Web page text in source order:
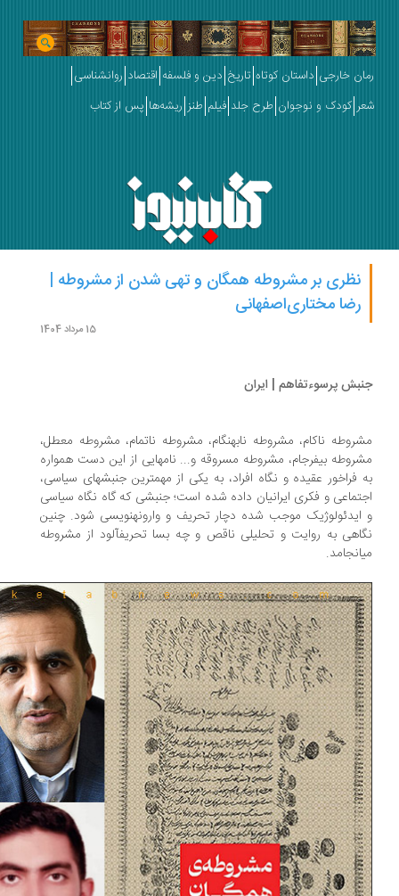
خارجی داستان کوتاه تاریخ دین و فلسفه اقتصاد روانشناسی
کودک و نوجوان طرح جلد فیلم طنز ریشه‌ها پس از کتاب
نظری بر مشروطه همگان و تهی ‎شدن از مشروطه |
رضا مختاری‌اصفهانی
پرسوءتفاهم | ایران
ناکام، مشروطه نابهنگام، مشروطه ناتمام، مشروطه معطل،
مشروطه بی‎فرجام، مشروطه مسروقه و... نام‎هایی از این دست همواره
به فراخور عقیده و نگاه افراد، به یکی از مهم‎ترین جنبش‎های سیاسی،
و فکری ایرانیان داده شده است؛ جنبشی که گاه نگاه سیاسی
و ایدئولوژیک موجب شده دچار تحریف و وارونه‎نویسی شود. چنین
نگاهی به روایت و تحلیلی ناقص و چه بسا تحریف‎آلود از مشروطه